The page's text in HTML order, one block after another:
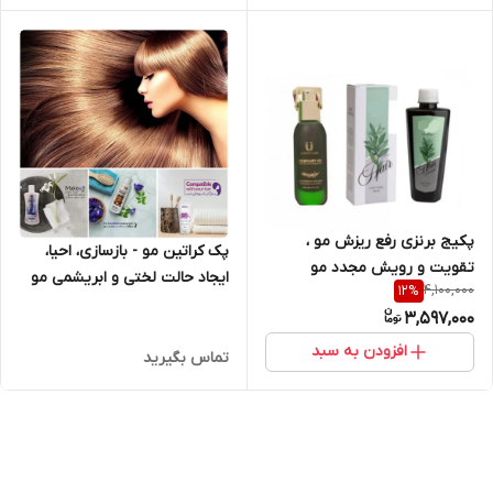
پکیج برنزی رفع ریزش مو ،
تقویت و رویش مجدد مو
4,100,000
12%
3,597,000
افزودن به سبد
پک‌ کراتین مو - بازسازی، احیا،
ایجاد حالت لختی و ابریشمی مو
تماس بگیرید